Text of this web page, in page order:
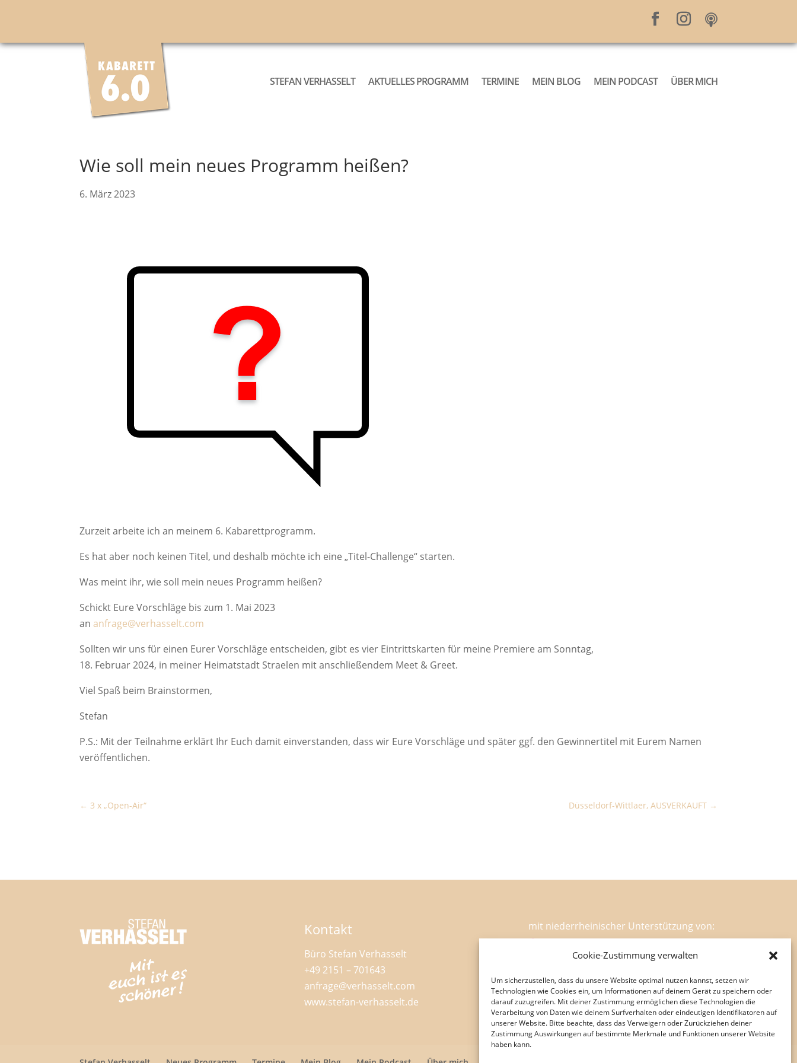
Cookie-Zustimmung verwalten
Um sicherzustellen, dass du unsere Website optimal nutzen kannst, setzen wir
Technologien wie Cookies ein, um Informationen auf deinem Gerät zu speichern oder
darauf zuzugreifen. Mit deiner Zustimmung ermöglichen diese Technologien die
Verarbeitung von Daten wie deinem Surfverhalten oder eindeutigen Identifikatoren auf
unserer Website. Bitte beachte, dass das Verweigern oder Zurückziehen deiner
Zustimmung Auswirkungen auf bestimmte Merkmale und Funktionen unserer Website
haben kann.
STEFAN VERHASSELT AKTUELLES PROGRAMM TERMINE MEIN BLOG MEIN PODCAST ÜBER MICH
Wie soll mein neues Programm heißen?
6. März 2023
Zurzeit arbeite ich an meinem 6. Kabarettprogramm.
Es hat aber noch keinen Titel, und deshalb möchte ich eine „Titel-Challenge“ starten.
Was meint ihr, wie soll mein neues Programm heißen?
Schickt Eure Vorschläge bis zum 1. Mai 2023
an anfrage@verhasselt.com
Sollten wir uns für einen Eurer Vorschläge entscheiden, gibt es vier Eintrittskarten für meine Premiere am Sonntag,
18. Februar 2024, in meiner Heimatstadt Straelen mit anschließendem Meet & Greet.
Viel Spaß beim Brainstormen,
Stefan
P.S.: Mit der Teilnahme erklärt Ihr Euch damit einverstanden, dass wir Eure Vorschläge und später ggf. den Gewinnertitel mit Eurem Namen
veröffentlichen.
Düsseldorf-Wittlaer, AUSVERKAUFT
3 x „Open-Air“
Kontakt
Büro Stefan Verhasselt
+49 2151 – 701643
anfrage@verhasselt.com
www.stefan-verhasselt.de
mit niederrheinischer Unterstützung von: